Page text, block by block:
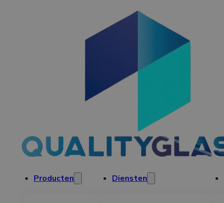
Producten Diensten